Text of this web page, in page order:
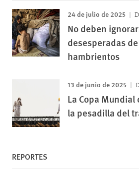
24 de julio de 2025
No deben
desesperadas
hambrientos
13 de junio de 2025
La Copa Mundial
la pesadilla del
REPORTES